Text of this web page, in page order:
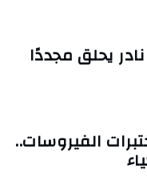
يحلق مجددًا
الفيروسات..